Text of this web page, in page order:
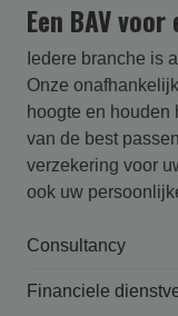
Een BAV
Iedere branche is
Onze
hoogte en houden
van de best
verzekering voor
ook uw
Consultancy
Financiele